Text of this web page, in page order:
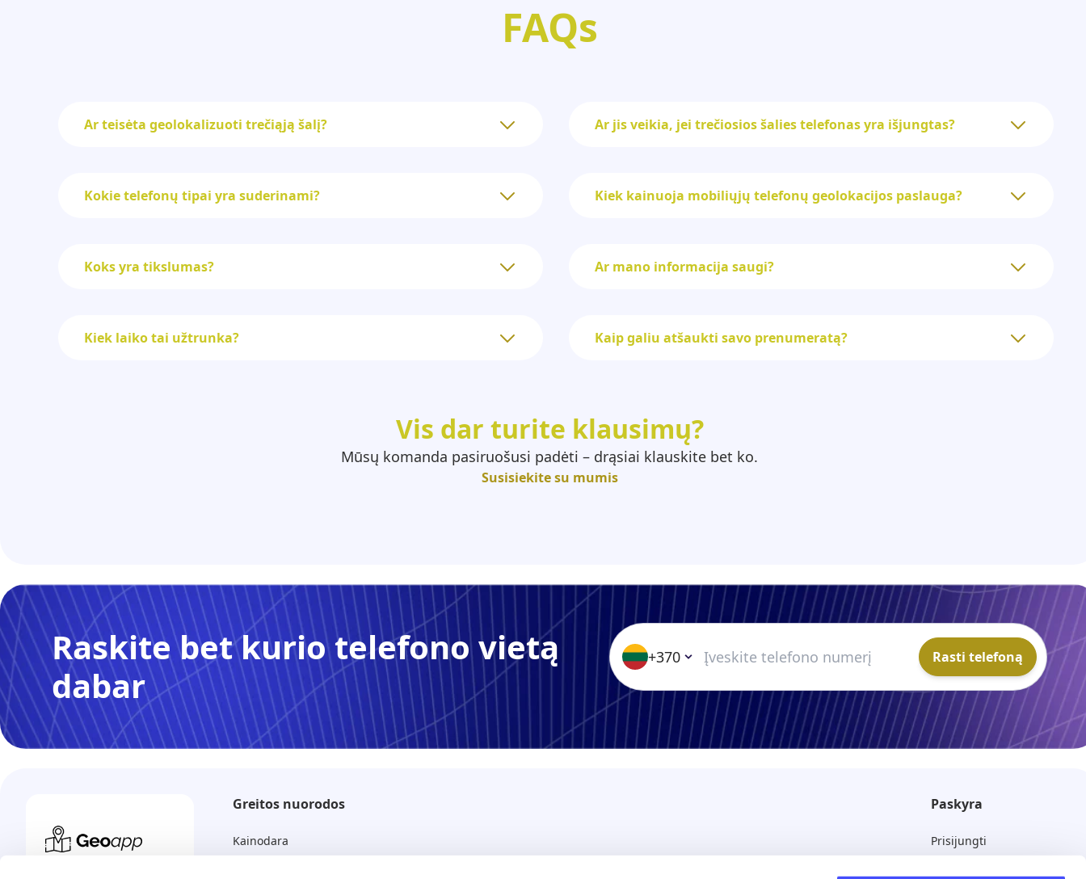
FAQs
Ar teisėta geolokalizuoti trečiąją šalį?
Kokie telefonų tipai yra suderinami?
Koks yra tikslumas?
Kiek laiko tai užtrunka?
Ar jis veikia, jei trečiosios šalies telefonas yra išjungtas?
Kiek kainuoja mobiliųjų telefonų geolokacijos paslauga?
Ar mano informacija saugi?
Kaip galiu atšaukti savo prenumeratą?
Vis dar turite klausimų?
Mūsų komanda pasiruošusi padėti – drąsiai klauskite bet ko.
Susisiekite su mumis
Raskite bet kurio telefono vietą
dabar
+370 Rasti telefoną
Greitos nuorodos
Kainodara
Paskyra
Prisijungti